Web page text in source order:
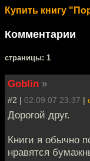
Купить книгу
Комментарии
cтраницы: 1
Goblin »
#2 | 02.09.07 23:37 |
Дорогой друг.
Книги я обычно
нравятся